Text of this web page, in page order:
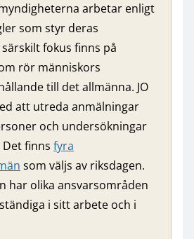
arbetar enligt
som styr deras
fokus finns på
rör människors
till det allmänna. JO
att utreda anmälningar
och undersökningar
finns fyra
som väljs av riksdagen.
har olika ansvarsområden
i sitt arbete och i